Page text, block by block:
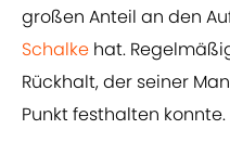
großen Anteil an den
Schalke hat.
Rückhalt, der seiner
Punkt festhalten konnte.